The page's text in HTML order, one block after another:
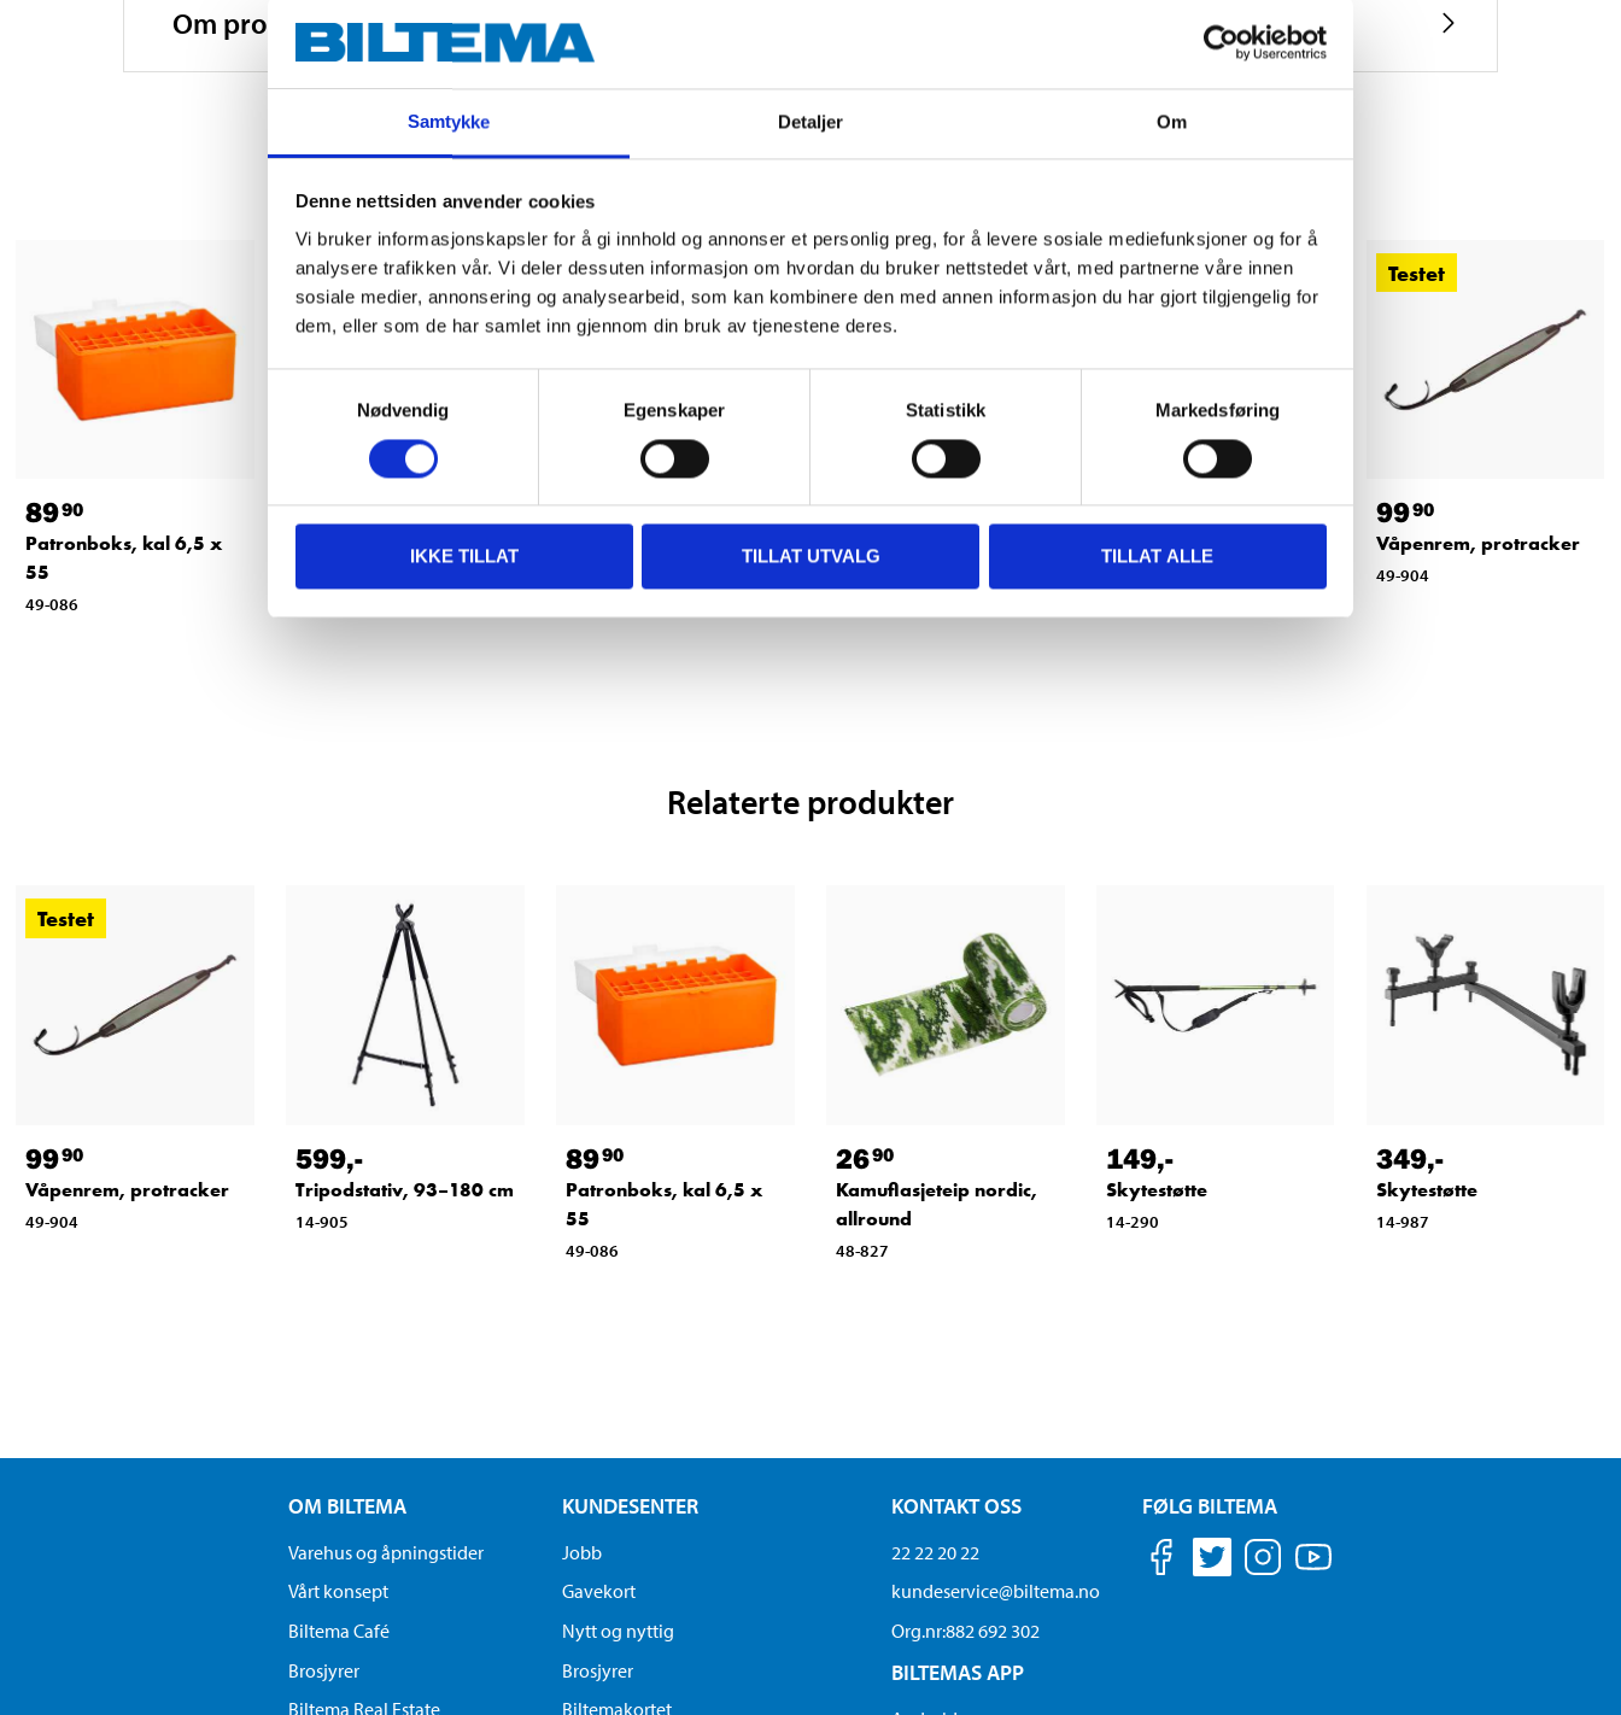
Samtykke Detaljer Om
Denne nettsiden anvender cookies
Vi bruker informasjonskapsler for å gi innhold og annonser et personlig preg, for å levere sosiale mediefunksjoner og for å
analysere trafikken vår. Vi deler dessuten informasjon om hvordan du bruker nettstedet vårt, med partnerne våre innen
sosiale medier, annonsering og analysearbeid, som kan kombinere den med annen informasjon du har gjort tilgjengelig for
dem, eller som de har samlet inn gjennom din bruk av tjenestene deres.
Nødvendig
Egenskaper Statistikk Markedsføring
IKKE TILLAT TILLAT UTVALG TILLAT ALLE
Om produsenten
Andre kunder har også kjøpt
8990
Patronboks, kal 6,5 x
55
49-086
8990
Patronboks, kal 22-250
6990
Klikkpatron, kal 308
2290
Våpenrenseklut, 15 stk.
189,-
Sluttstykkefutteral
Testet
9990
Våpenrem, protracker
49-904
Relaterte produkter
Testet
9990
Våpenrem, protracker
49-904
599,-
Tripodstativ, 93–180 cm
14-905
8990
Patronboks, kal 6,5 x
55
49-086
2690
Kamuflasjeteip nordic,
allround
48-827
149,-
Skytestøtte
14-290
349,-
Skytestøtte
14-987
OM BILTEMA
Varehus og åpningstider
Vårt konsept
Biltema Café
Brosjyrer
Biltema Real Estate
KUNDESENTER
Jobb
Gavekort
Nytt og nyttig
Brosjyrer
Biltemakortet
KONTAKT OSS
22 22 20 22
kundeservice@biltema.no
Org.nr:882 692 302
BILTEMAS APP
FØLG BILTEMA